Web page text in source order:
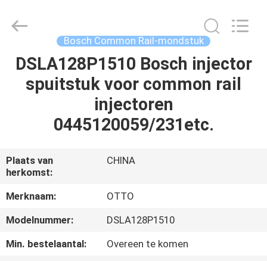
THUIS
PRODUCTEN
ONS
FABRIEKSTOUR
KWALITEITSCONTROLE
AUTO
PARTS
Reserved.
Bosch Common Rail-mondstuk
DSLA128P1510 Bosch injector
spuitstuk voor common rail
injectoren
0445120059/231etc.
Plaats van
herkomst:
CHINA
Merknaam:
OTTO
Modelnummer:
DSLA128P1510
Min. bestelaantal:
Overeen te komen